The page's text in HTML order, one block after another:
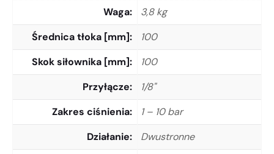
Waga
3,8 kg
Średnica tłoka [mm]
100
Skok siłownika [mm]
100
Przyłącze
1/8"
Zakres ciśnienia
1 – 10 bar
Działanie
Dwustronne